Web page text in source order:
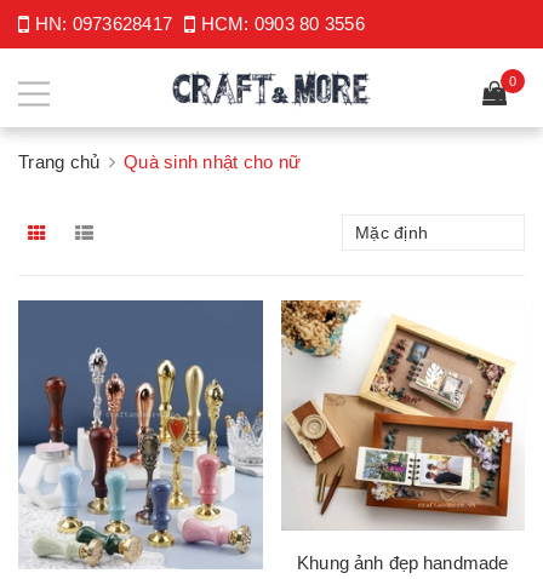
HN: 0973628417 HCM: 0903 80 3556
0
Trang chủ Quà sinh nhật cho nữ
Mặc định
Khung ảnh đẹp handmade